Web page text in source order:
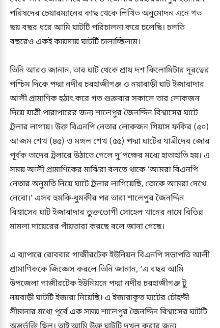
পরিষদের চেয়ারম্যানের কাছ থেকে লিখিত অনুমোদন এনে গত
ছয় বছর ধরে আমি ঘাটটি পরিচালনা করে চলেছি। চলতি
বছরেও একই কায়দায় ঘাটটি চালাচ্ছিলাম।
তিনি আরও জানান, তার ঘাট থেকে প্রায় দশ কিলোমিটার দূরত্বের
পশ্চিম দিকে পদ্মা নদীর চরহাজীগঞ্জ ও নয়াবাড়ী ঘাট ইজারাদার
আলী প্রামাণিক হঠাৎ করে গত শুক্রবার সকালে তার লোকজন
দিয়ে যাত্রী পারাপারের জন্য শালেপুর জৈনদ্দিন বিশ্বাসের ঘাটে
ট্রলার লাগায়। উক্ত বিএনপি নেতার লোকজন গিয়াস ফকির (৫০)
আজম শেখ (৪৫) ও মঙ্গল শেখ (৫৫) পদ্মা ঘাটের যাত্রীদের জোর
পূর্বক তাদের ট্রলারে উঠাতে গেলে দু’পক্ষের মধ্যে হাতাহাতি হয়। এ
সময় আলী প্রামাণিকের মাঝিরা বলতে থাকে ‘আমরা বিএনপি
নেতার অনুমতি নিয়ে ঘাটে ট্রলার লাগিয়েছি, তোকে আমরা দেখে
নেবো।’ এসব হুমকি-ধুমকীর পর তারা শালেপুর জৈনদ্দিন
বিশ্বাসের ঘাট ইজারাদার ভুক্তভোগী সোহেল খানের নামে বিভিন্ন
মামলা দায়েরের পাঁয়তারা করছে বলে জানা গেছে।
এ ব্যাপারে রোববার গাজীরটেক ইউনিয়ন বিএনপি সভাপতি আলী
প্রামাণিককে জিজ্ঞেস করলে তিনি জানান, ‘এ বছর আমি
উপজেলা গাজীরটেক ইউনিয়নে পদ্মা নদীর চরহাজীগঞ্জ টু
নয়বাড়ী ঘাটটি ইজারা নিয়েছি। এ ইজারাকৃত ঘাটের চৌহদ্দী
সীমানার মধ্যে পূর্বে এক সময় শালেপুর জৈনদ্দিন বিশ্বাসের ঘাটটি